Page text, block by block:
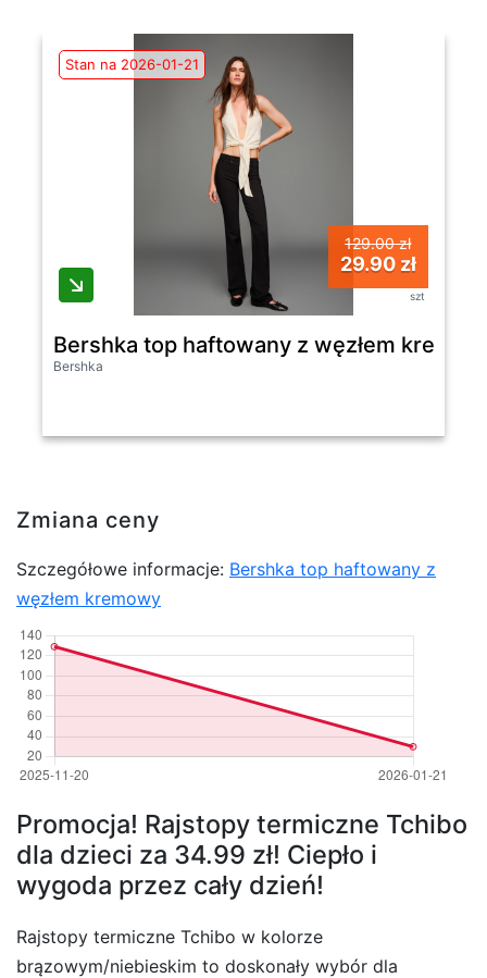
Stan na 2026-01-21
129.00 zł
29.90 zł
szt
Bershka top haftowany z węzłem
Bershka
Zmiana ceny
Szczegółowe informacje: Bershka top haftowany z
węzłem kremowy
Promocja! Rajstopy termiczne Tchibo
dla dzieci za 34.99 zł! Ciepło i
wygoda przez cały dzień!
Rajstopy termiczne Tchibo w kolorze
brązowym/niebieskim to doskonały wybór dla